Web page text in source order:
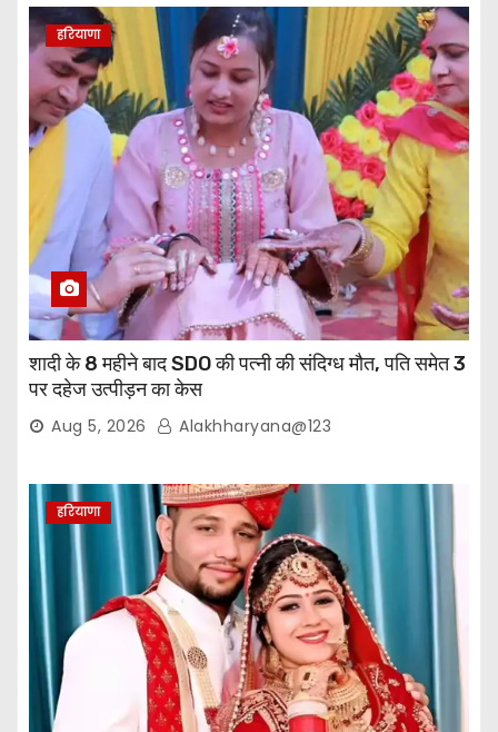
हरियाणा
शादी के 8 महीने बाद SDO की पत्नी की संदिग्ध मौत, पति समेत 3
पर दहेज उत्पीड़न का केस
Aug 5, 2026 Alakhharyana@123
हरियाणा